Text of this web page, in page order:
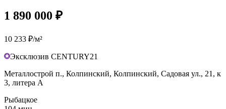
1 890 000 ₽
10 233 ₽/м²
Эксклюзив CENTURY21
Металлострой п., Колпинский, Колпинский, Садовая ул., 21, к
3, литера А
Рыбацкое